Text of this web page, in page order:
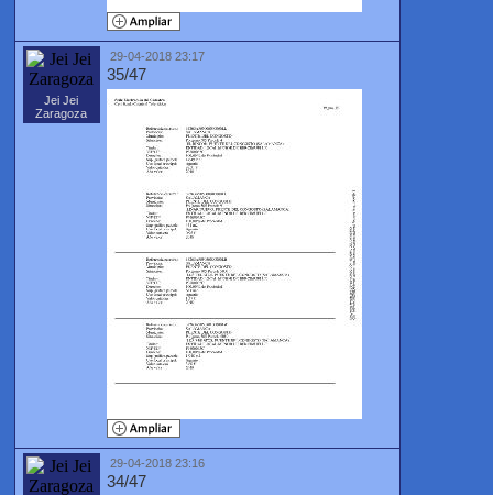
Jei Jei
Zaragoza
29-04-2018 23:17
35/47
29-04-2018 23:16
34/47